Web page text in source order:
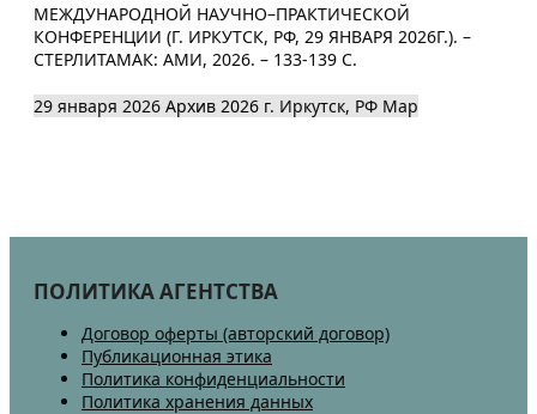
МЕЖДУНАРОДНОЙ НАУЧНО–ПРАКТИЧЕСКОЙ
КОНФЕРЕНЦИИ (Г. ИРКУТСК, РФ, 29 ЯНВАРЯ 2026Г.). –
СТЕРЛИТАМАК: АМИ, 2026. – 133-139 С.
29 января 2026 Архив 2026 г. Иркутск, РФ Map
ПОЛИТИКА АГЕНТСТВА
Договор оферты (авторский договор)
Публикационная этика
Политика конфиденциальности
Политика хранения данных